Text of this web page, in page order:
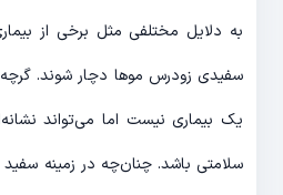
به دلایل مختلفی مثل برخی از
سفیدی زودرس موها دچار شوند. گرچه
یک بیماری نیست اما می‌تواند
سلامتی باشد. چنان‌چه در زمینه